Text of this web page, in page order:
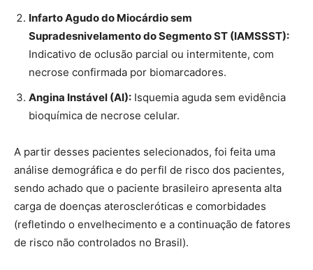
Infarto Agudo do Miocárdio sem
Supradesnivelamento do Segmento ST (IAMSSST):
Indicativo de oclusão parcial ou intermitente, com
necrose confirmada por biomarcadores.
Angina Instável (AI): Isquemia aguda sem evidência
bioquímica de necrose celular.
A partir desses pacientes selecionados, foi feita uma
análise demográfica e do perfil de risco dos pacientes,
sendo achado que o paciente brasileiro apresenta alta
carga de doenças ateroscleróticas e comorbidades
(refletindo o envelhecimento e a continuação de fatores
de risco não controlados no Brasil).